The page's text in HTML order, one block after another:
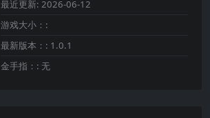
最近更新: 2026-06-12
游戏大小：:
最新版本：: 1.0.1
金手指：: 无